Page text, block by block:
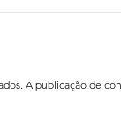
A publicação de